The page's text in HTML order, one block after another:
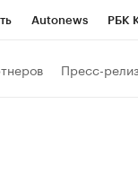
Autonews РБК
Пресс-